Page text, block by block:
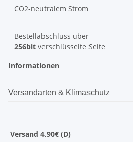
CO2-neutralem Strom
Bestellabschluss über
256bit verschlüsselte Seite
Informationen
Versandarten & Klimaschutz
Versand 4,90€ (D)